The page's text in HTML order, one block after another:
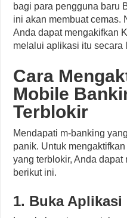
bagi para pengguna baru
ini akan membuat cemas.
Anda dapat mengakifkan
melalui aplikasi itu secara
Cara
Mobile
Terblokir
Mendapati m-banking
panik. Untuk
yang terblokir, Anda
berikut ini.
1. Buka Aplikasi